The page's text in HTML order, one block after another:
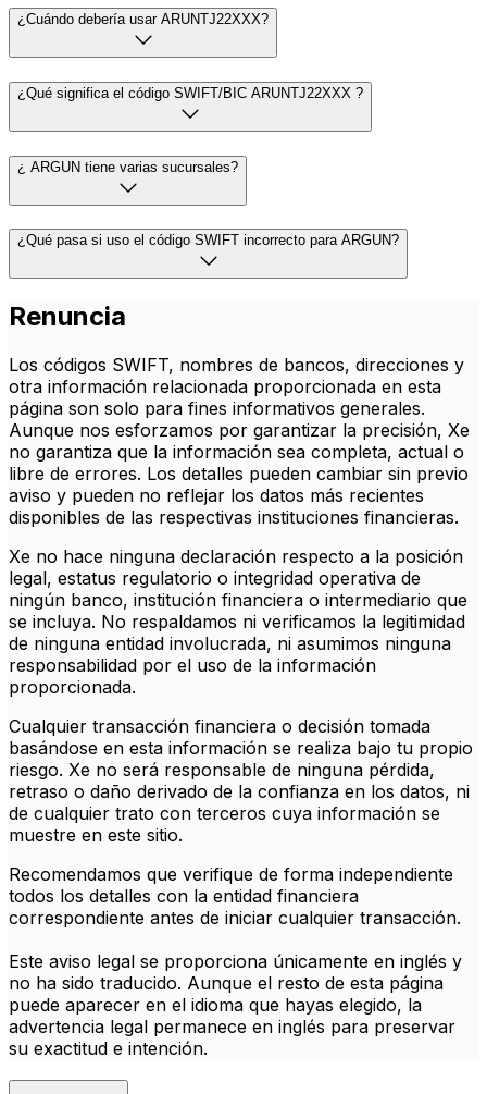
¿Cuándo debería usar ARUNTJ22XXX?
¿Qué significa el código SWIFT/BIC ARUNTJ22XXX ?
¿ ARGUN tiene varias sucursales?
¿Qué pasa si uso el código SWIFT incorrecto para ARGUN?
Renuncia
Los códigos SWIFT, nombres de bancos, direcciones y
otra información relacionada proporcionada en esta
página son solo para fines informativos generales.
Aunque nos esforzamos por garantizar la precisión, Xe
no garantiza que la información sea completa, actual o
libre de errores. Los detalles pueden cambiar sin previo
aviso y pueden no reflejar los datos más recientes
disponibles de las respectivas instituciones financieras.
Xe no hace ninguna declaración respecto a la posición
legal, estatus regulatorio o integridad operativa de
ningún banco, institución financiera o intermediario que
se incluya. No respaldamos ni verificamos la legitimidad
de ninguna entidad involucrada, ni asumimos ninguna
responsabilidad por el uso de la información
proporcionada.
Cualquier transacción financiera o decisión tomada
basándose en esta información se realiza bajo tu propio
riesgo. Xe no será responsable de ninguna pérdida,
retraso o daño derivado de la confianza en los datos, ni
de cualquier trato con terceros cuya información se
muestre en este sitio.
Recomendamos que verifique de forma independiente
todos los detalles con la entidad financiera
correspondiente antes de iniciar cualquier transacción.
Este aviso legal se proporciona únicamente en inglés y
no ha sido traducido. Aunque el resto de esta página
puede aparecer en el idioma que hayas elegido, la
advertencia legal permanece en inglés para preservar
su exactitud e intención.